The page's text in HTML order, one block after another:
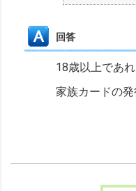
回答
18歳以上であ
家族カードの